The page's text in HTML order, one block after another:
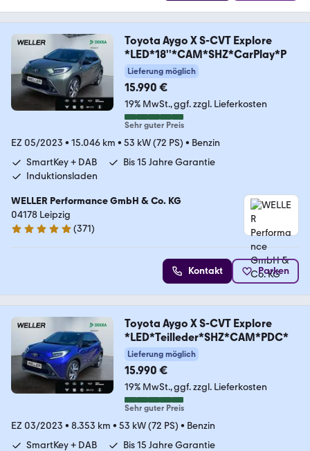
Toyota Aygo X S-CVT Explore
*LED*18''*CAM*SHZ*CarPlay*P
Lieferung möglich
15.990 €
19% MwSt. ggf. zzgl. Lieferkosten
Sehr guter Preis
EZ 05/2023 • 15.046 km • 53 kW (72 PS) • Benzin
SmartKey + DAB
Bis 15 Jahre Garantie
Induktionsladen
WELLER Performance GmbH & Co. KG
04178 Leipzig
4.8 Sterne
(371)
Kontakt Parken
Toyota Aygo X S-CVT Explore
*LED*Teilleder*SHZ*CAM*PDC*
Lieferung möglich
15.990 €
19% MwSt. ggf. zzgl. Lieferkosten
Sehr guter Preis
EZ 03/2023 • 8.353 km • 53 kW (72 PS) • Benzin
SmartKey + DAB
Bis 15 Jahre Garantie